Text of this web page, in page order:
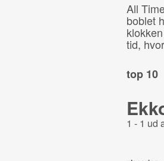
All
boblet
tid,
top 10
1 - 1 ud